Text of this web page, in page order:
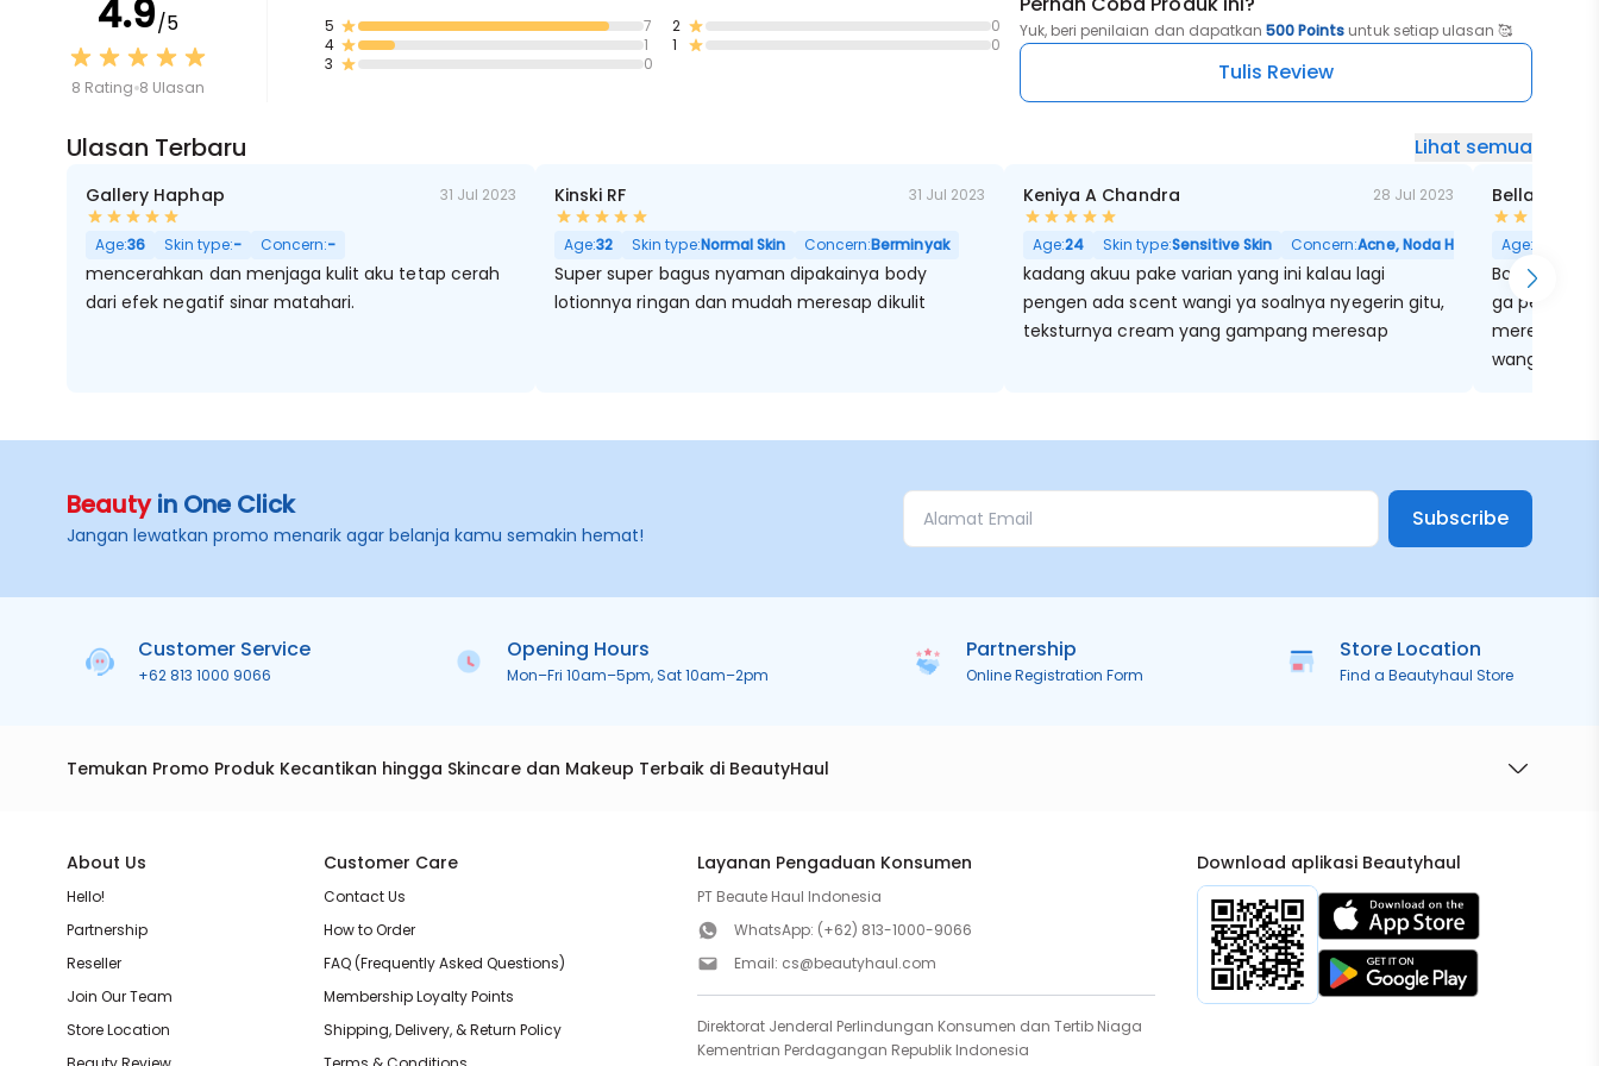
4.9/5
8 Rating 8 Ulasan
5
7
4
1
3
0
2
0
1
0
Yuk, beri penilaian dan dapatkan 500 Points untuk setiap ulasan 🥰
Tulis Review
Ulasan Terbaru Lihat semua
Gallery Haphap 31 Jul 2023
Age:36 Skin type:- Concern:-
mencerahkan dan menjaga kulit aku tetap cerah
dari efek negatif sinar matahari.
Kinski RF 31 Jul 2023
Age:32 Skin type:Normal Skin Concern:Berminyak
Super super bagus nyaman dipakainya body
lotionnya ringan dan mudah meresap dikulit
Keniya A Chandra 28 Jul 2023
Age:24 Skin type:Sensitive Skin Concern:Acne, Noda Hitam, Kulit Kering,
kadang akuu pake varian yang ini kalau lagi
pengen ada scent wangi ya soalnya nyegerin gitu,
teksturnya cream yang gampang meresap
Bella
Age:
Body Lotion
ga pekat
meresap.
wangi
Beautyin One Click
Jangan lewatkan promo menarik agar belanja kamu semakin hemat!
Subscribe
Customer Service
+62 813 1000 9066
Opening Hours
Mon–Fri 10am–5pm, Sat 10am–2pm
Partnership
Online Registration Form
Store Location
Find a Beautyhaul Store
Temukan Promo Produk Kecantikan hingga Skincare dan Makeup Terbaik di BeautyHaul
About Us
Hello!
Partnership
Reseller
Join Our Team
Store Location
Customer Care
Contact Us
How to Order
FAQ (Frequently Asked Questions)
Membership Loyalty Points
Shipping, Delivery, & Return Policy
Layanan Pengaduan Konsumen
PT Beaute Haul Indonesia
WhatsApp: (+62) 813-1000-9066
Email: cs@beautyhaul.com
Direktorat Jenderal Perlindungan Konsumen dan Tertib Niaga
Kementrian Perdagangan Republik Indonesia
Download aplikasi Beautyhaul